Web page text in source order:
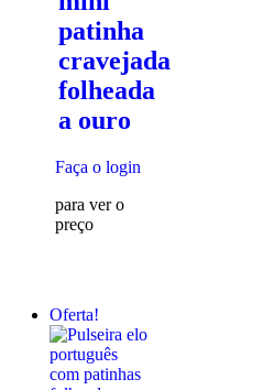
patinha
cravejada
folheada
a ouro
Faça o login
para ver o
preço
Oferta!